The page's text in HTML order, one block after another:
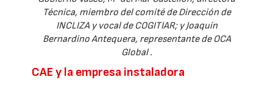
Técnica, miembro del comité de Dirección de
INCLIZA y vocal de COGITIAR; y Joaquín
Bernardino Antequera, representante de OCA
Global .
CAE y la empresa instaladora